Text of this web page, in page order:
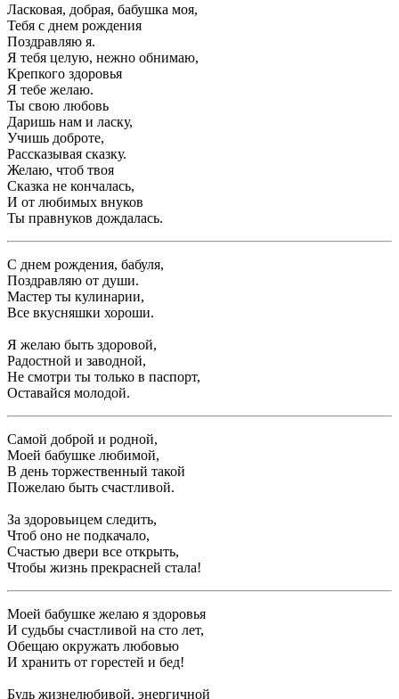
Ласковая, добрая, бабушка моя,
Тебя с днем рождения
Поздравляю я.
Я тебя целую, нежно обнимаю,
Крепкого здоровья
Я тебе желаю.
Ты свою любовь
Даришь нам и ласку,
Учишь доброте,
Рассказывая сказку.
Желаю, чтоб твоя
Сказка не кончалась,
И от любимых внуков
Ты правнуков дождалась.
С днем рождения, бабуля,
Поздравляю от души.
Мастер ты кулинарии,
Все вкусняшки хороши.
Я желаю быть здоровой,
Радостной и заводной,
Не смотри ты только в паспорт,
Оставайся молодой.
Самой доброй и родной,
Моей бабушке любимой,
В день торжественный такой
Пожелаю быть счастливой.
За здоровьицем следить,
Чтоб оно не подкачало,
Счастью двери все открыть,
Чтобы жизнь прекрасней стала!
Моей бабушке желаю я здоровья
И судьбы счастливой на сто лет,
Обещаю окружать любовью
И хранить от горестей и бед!
Будь жизнелюбивой, энергичной